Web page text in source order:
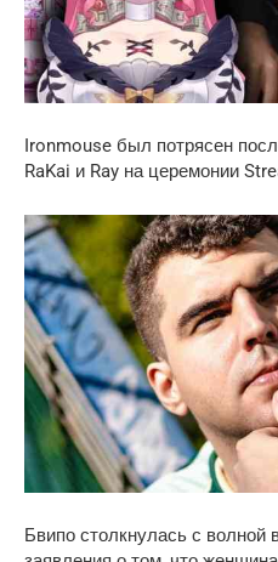
Ironmouse был потрясен
RaKai и Ray на церемонии
Бвипо столкнулась с волной